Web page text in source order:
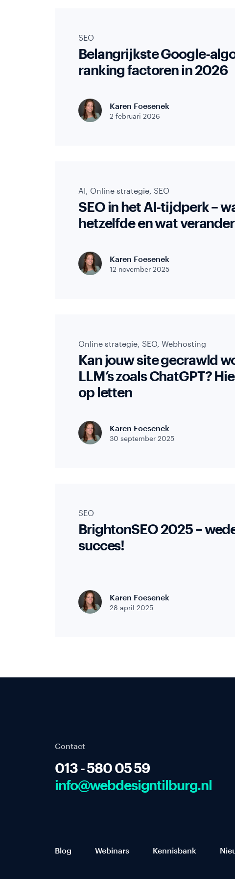
Online
SEO
Belangrijkste Google-
ranking factoren in 2026
Karen Foesenek
2 februari 2026
AI, Online strategie, SEO
SEO in het AI-tijdperk –
hetzelfde en wat
Karen Foesenek
12 november 2025
Online strategie, SEO, Webhosting
Kan jouw site gecrawld
LLM’s zoals ChatGPT?
op letten
Karen Foesenek
30 september 2025
SEO
BrightonSEO 2025 –
succes!
Karen Foesenek
28 april 2025
Contact
013 - 580 05 59
info@webdesigntilburg.nl
Blog Webinars Kennisbank